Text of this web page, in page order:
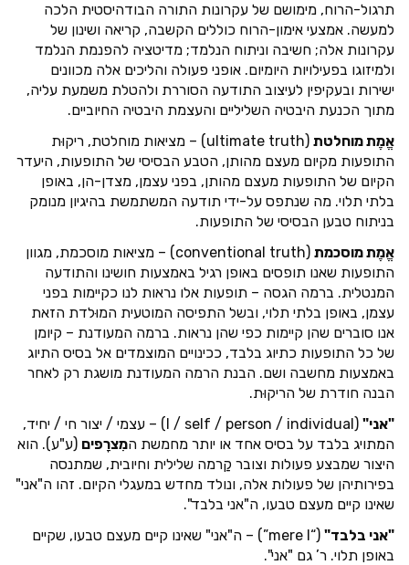
תרגול-הרוח, מימושם של עקרונות התורה הבודהיסטית הלכה
למעשה. אמצעי אימון-הרוח כוללים הקשבה, קריאה ושינון של
עקרונות אלה; חשיבה וניתוח הנלמד; מדיטציה להפנמת הנלמד
ולמיזוגו בפעילויות היומיום. אופני פעולה והליכים אלה מכוונים
ישירות ובעקיפין לעיצוב התודעה הסוררת ולהטלת משמעת עליה,
מתוך הכנעת היבטיה השליליים והעצמת היבטיה החיוביים.
אֱמֶת מוחלטת
(ultimate truth) – מציאות מוחלטת, ריקוּת
התופעות מקיום מעצם מהותן, הטבע הבסיסי של התופעות, היעדר
הקיום של התופעות מעצם מהותן, בפני עצמן, מצדן-הן, באופן
בלתי תלוי. מה שנתפס על-ידי תודעה המשתמשת בהיגיון מנומק
בניתוח טבען הבסיסי של התופעות.
אֱמֶת מוסכמת
(conventional truth) – מציאות מוסכמת, מגוון
התופעות שאנו תופסים באופן רגיל באמצעות חושינו והתודעה
המנטלית. ברמה הגסה – תופעות אלו נראות לנו כקיימות בפני
עצמן, באופן בלתי תלוי, ובשל התפיסה המוטעית המוּלדת הזאת
אנו סוברים שהן קיימות כפי שהן נראות. ברמה המעודנת – קיומן
של כל התופעות כתיוג בלבד, ככינויים המוצמדים אל בסיס התיוג
באמצעות מחשבה ושם. הבנת הרמה המעודנת מושגת רק לאחר
הבנה חודרת של הריקוּת.
"אני"
(I / self / person / individual) – עצמי / יצור חי / יחיד,
המתויג בלבד על בסיס אחד או יותר מחמשת המִצרָפים (ע"ע). הוא
היצור שמבצע פעולות וצובר קַרמה שלילית וחיובית, שמתנסה
בפירותיהן של פעולות אלה, ונולד מחדש במעגלי הקיום. זהו ה"אני"
שאינו קיים מעצם טבעו, ה"אני בלבד".
"אני בלבד"
(“mere I”) – ה"אני" שאינו קיים מעצם טבעו, שקיים
באופן תלוי. ר’ גם "אני".